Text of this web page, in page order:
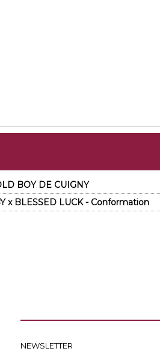
BOY DE CUIGNY
x BLESSED LUCK - Conformation
NEWSLETTER